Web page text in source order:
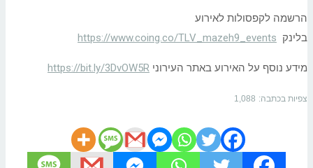
הרשמה לקפסולות לאירוע
בלינק https://www.coing.co/TLV_mazeh9_events
מידע נוסף על האירוע באתר העירוני https://bit.ly/3DvOW5R
צפיות בכתבה: 1,088